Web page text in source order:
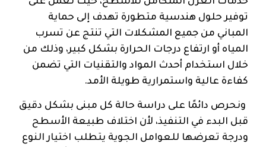
توفير حلول هندسية متطورة تهدف إلى حماية
المباني من جميع المشكلات التي تنتج عن تسرب
المياه أو ارتفاع درجات الحرارة بشكل كبير، وذلك من
خلال استخدام أحدث المواد والتقنيات التي تضمن
كفاءة عالية واستمرارية طويلة الأمد.
ونحرص دائمًا على دراسة حالة كل مبنى بشكل دقيق
قبل البدء في التنفيذ، لأن اختلاف طبيعة الأسطح
ودرجة تعرضها للعوامل الجوية يتطلب اختيار النوع